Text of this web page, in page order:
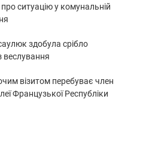
ситуацію у комунальній
здобула срібло
веслування
візитом перебуває член
Французької Республіки